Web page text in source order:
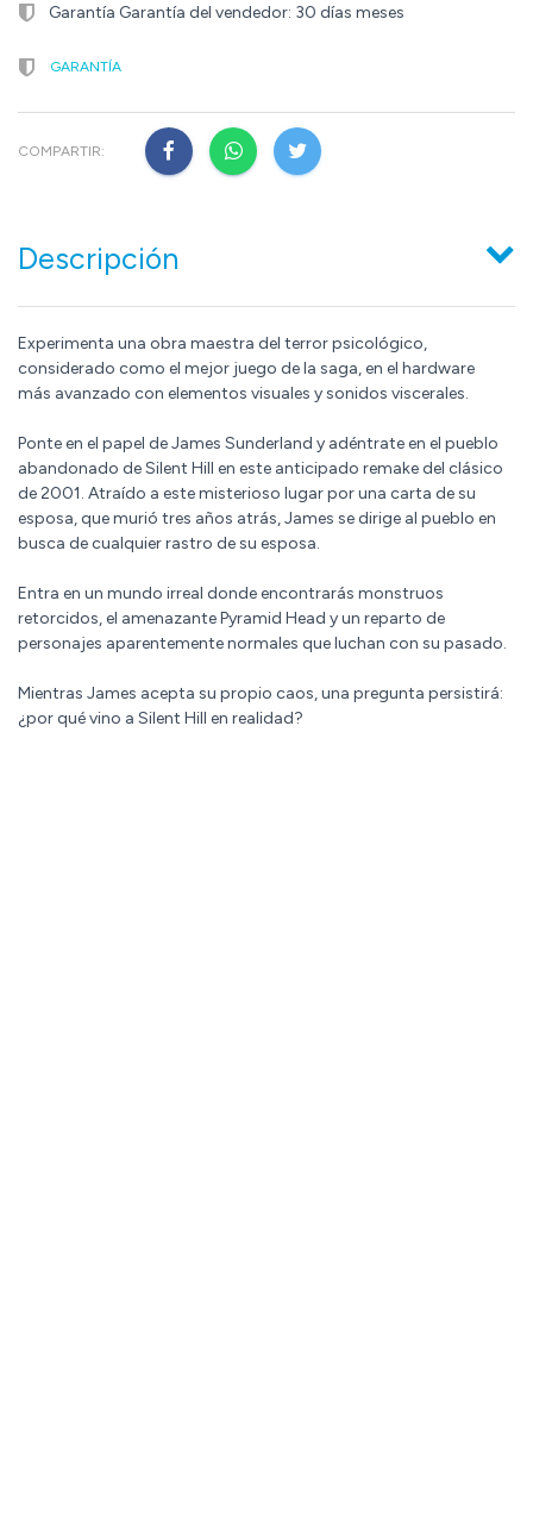
Garantía Garantía del vendedor: 30 días meses
GARANTÍA
COMPARTIR:
Descripción
Experimenta una obra maestra del terror psicológico,
considerado como el mejor juego de la saga, en el hardware
más avanzado con elementos visuales y sonidos viscerales.
Ponte en el papel de James Sunderland y adéntrate en el pueblo
abandonado de Silent Hill en este anticipado remake del clásico
de 2001. Atraído a este misterioso lugar por una carta de su
esposa, que murió tres años atrás, James se dirige al pueblo en
busca de cualquier rastro de su esposa.
Entra en un mundo irreal donde encontrarás monstruos
retorcidos, el amenazante Pyramid Head y un reparto de
personajes aparentemente normales que luchan con su pasado.
Mientras James acepta su propio caos, una pregunta persistirá:
¿por qué vino a Silent Hill en realidad?